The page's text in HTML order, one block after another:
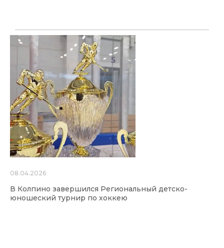
08.04.2026
В Колпино завершился Региональный детско-
юношеский турнир по хоккею